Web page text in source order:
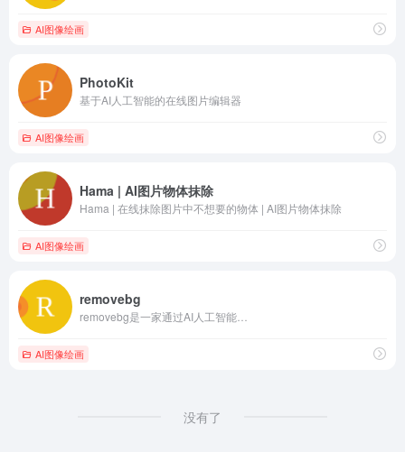
AI图像绘画
PhotoKit
基于AI人工智能的在线图片编辑器
AI图像绘画
Hama | AI图片物体抹除
Hama | 在线抹除图片中不想要的物体 | AI图片物体抹除
AI图像绘画
removebg
removebg是一家通过AI人工智能…
AI图像绘画
没有了